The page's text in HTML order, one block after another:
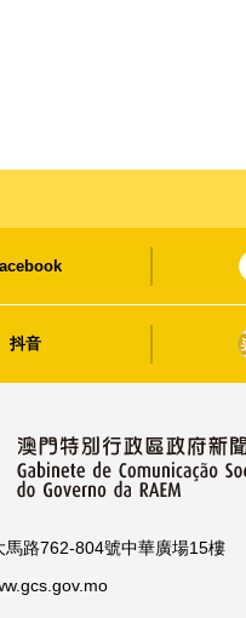
抖音
馬路762-804號中華廣場15樓